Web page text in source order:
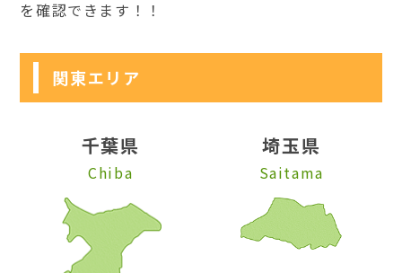
を確認できます！！
関東エリア
千葉県
Chiba
埼玉県
Saitama